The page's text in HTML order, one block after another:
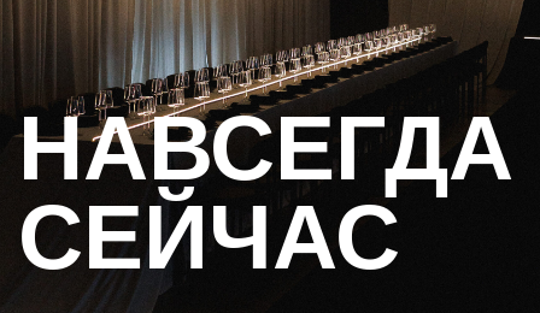
НАЗВАНИЕ ПРОЕКТА «НАВСЕГДА СЕЙЧАС»
ПРЕДЛОЖИЛА САМА ПАРА, ВЛОЖИВ В НЕГО
ФИЛОСОФИЮ МОМЕНТА КАК ГЛАВНОЙ ТОЧКИ
ОТСЧЕТА ИХ ОБЩЕГО ПУТИ.
НАВСЕГДА
СЕЙЧАС